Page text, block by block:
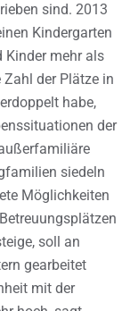
sind. 2013
Kindergarten
Kinder mehr als
der Plätze in
habe,
der
siedeln
Möglichkeiten
soll an
gearbeitet
mit der